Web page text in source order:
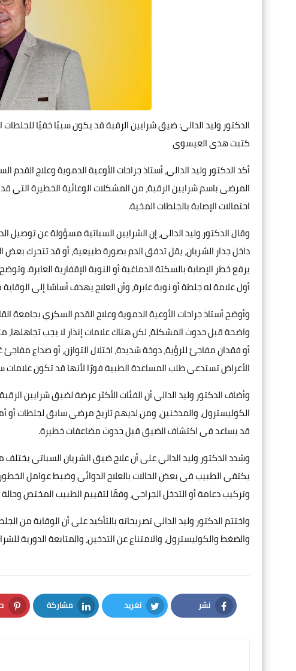
الدكتور وليد الدالي: ضيق شرايين الرقبة قد يكون سببًا خفيًا للجلطات
كتبت هدى العيسوى
أكد الدكتور وليد الدالي، أستاذ جراحات الأوعية الدموية وعلاج
المرضى باسم شرايين الرقبة، من المشكلات الوعائية الخطيرة التي قد
احتمالات الإصابة بالجلطات المخية.
وقال الدكتور وليد الدالي، إن الشرايين السباتية مسؤولة عن
داخل جدار الشريان، يقل تدفق الدم بصورة طبيعية، أو قد تتحرك
أول علامة له جلطة أو نوبة عابرة، وأن العلاج يهدف أساسًا إلى
وأوضح أستاذ جراحات الأوعية الدموية وعلاج القدم السكري
واضحة قبل حدوث المشكلة، لكن هناك علامات إنذار لا يجب
أو فقدان مفاجئ للرؤية، دوخة شديدة، اختلال التوازن، أو صداع
الأعراض تستدعي طلب المساعدة الطبية فورًا لأنها قد تكون
وأضاف الدكتور وليد الدالي أن الفئات الأكثر عرضة لضيق شرايين
الكوليسترول، والمدخنين، ومن لديهم تاريخ مرضي سابق لجلطات أو
قد يساعد في اكتشاف الضيق قبل حدوث مضاعفات خطيرة.
وشدد الدكتور وليد الدالي على أن علاج ضيق الشريان السباتي
يكتفي الطبيب في بعض الحالات بالعلاج الدوائي وضبط عوامل
وتركيب دعامة أو التدخل الجراحي، وفقًا لتقييم الطبيب المختص
واختتم الدكتور وليد الدالي تصريحاته بالتأكيد على أن الوقاية من
والضغط والكوليسترول، والامتناع عن التدخين، والمتابعة الدورية
نشر
Facebook
تغريد
Twitter
مشاركة
LinkedIn